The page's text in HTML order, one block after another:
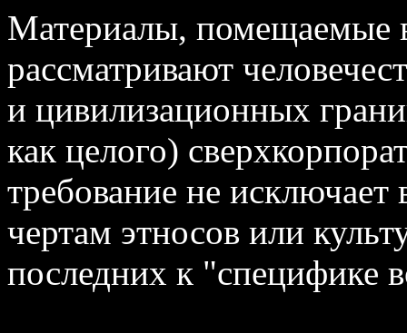
Материалы, помещаемые
рассматривают
и цивилизационных
как целого)
требование не
чертам этносов или
последних к "специфике